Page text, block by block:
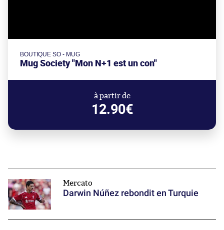
BOUTIQUE SO - MUG
Mug Society "Mon N+1 est un con"
à partir de
12.90€
Mercato
Darwin Núñez rebondit en Turquie